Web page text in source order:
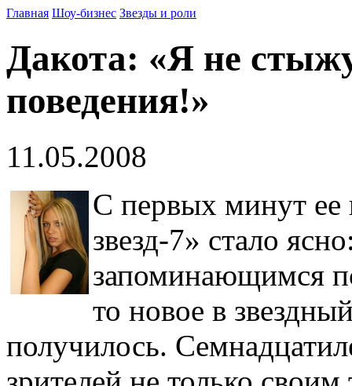
Главная Шоу-бизнес Звезды и роли
Дакота: «Я не
поведения!»
11.05.2008
С первых минут ее
звезд-7» стало
запоминающимся
то новое в
получилось.